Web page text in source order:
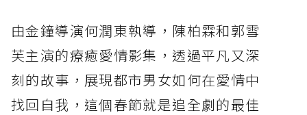
由金鐘導演何潤東執導，陳柏霖和郭雪
芙主演的療癒愛情影集，透過平凡又深
刻的故事，展現都市男女如何在愛情中
找回自我，這個春節就是追全劇的最佳